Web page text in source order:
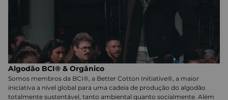
Algodão BCI® & Orgânico
Somos membros da BCI®, a Better Cotton Initiative®, a maior
iniciativa a nível global para uma cadeia de produção do algodão
totalmente sustentável, tanto ambiental quanto socialmente. Além